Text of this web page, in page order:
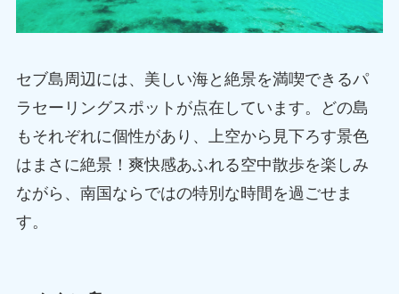
セブ島周辺には、美しい海と絶景を満喫できるパ
ラセーリングスポットが点在しています。どの島
もそれぞれに個性があり、上空から見下ろす景色
はまさに絶景！爽快感あふれる空中散歩を楽しみ
ながら、南国ならではの特別な時間を過ごせま
す。